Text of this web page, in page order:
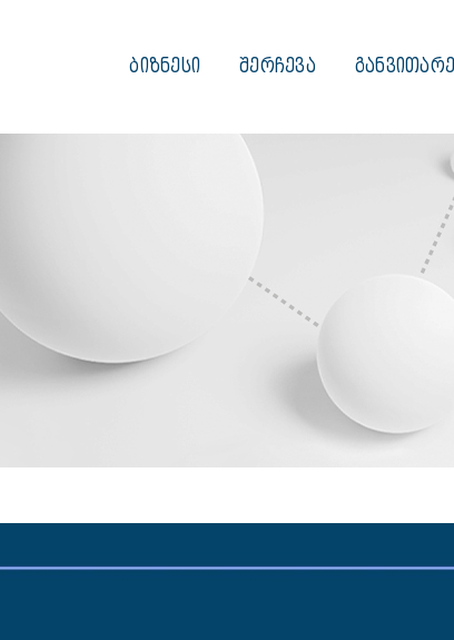
ᲑᲘᲖᲜᲔᲡᲘ ᲨᲔᲠᲩᲔᲕᲐ